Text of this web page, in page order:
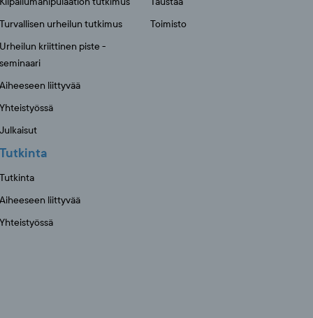
Turvallisen urheilun tutkimus
Urheilun kriittinen piste -
seminaari
Aiheeseen liittyvää
Yhteistyössä
Julkaisut
Tutkinta
Tutkinta
Aiheeseen liittyvää
Yhteistyössä
Toimisto